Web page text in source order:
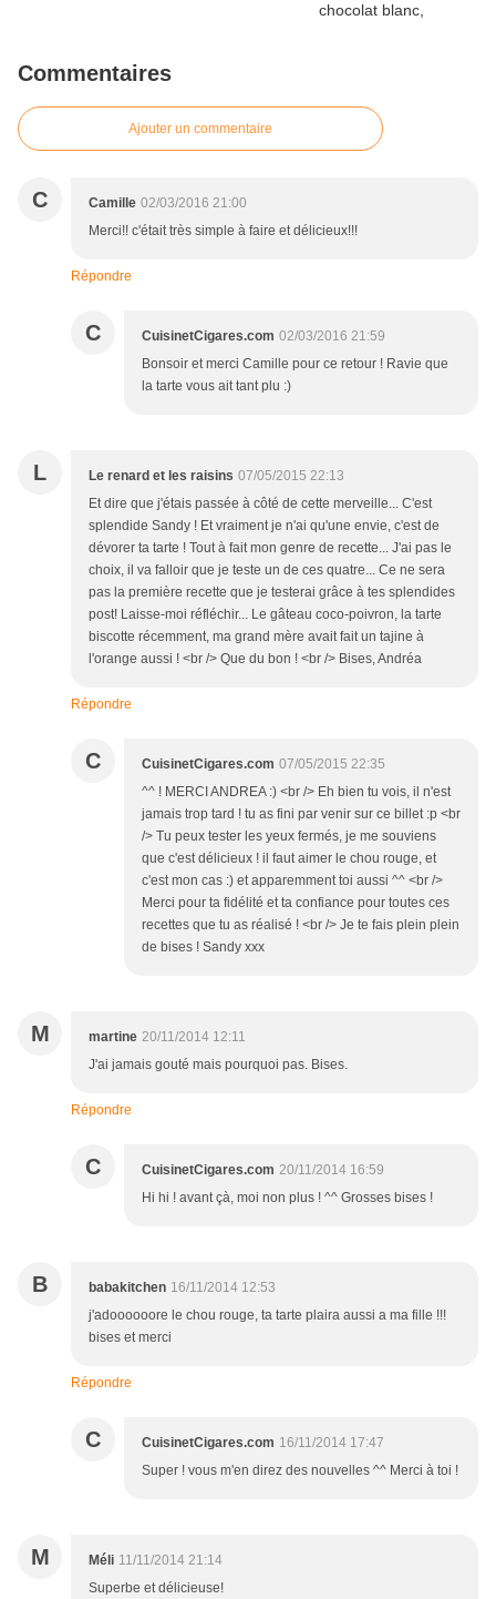
Commentaires
Ajouter un commentaire
C Camille 02/03/2016 21:00
Merci!! c'était très simple à faire et délicieux!!!
Répondre
C CuisinetCigares.com 02/03/2016 21:59
Bonsoir et merci Camille pour ce retour ! Ravie que
la tarte vous ait tant plu :)
L Le renard et les raisins 07/05/2015 22:13
Et dire que j'étais passée à côté de cette merveille... C'est
splendide Sandy ! Et vraiment je n'ai qu'une envie, c'est de
dévorer ta tarte ! Tout à fait mon genre de recette... J'ai pas le
choix, il va falloir que je teste un de ces quatre... Ce ne sera
pas la première recette que je testerai grâce à tes splendides
post! Laisse-moi réfléchir... Le gâteau coco-poivron, la tarte
biscotte récemment, ma grand mère avait fait un tajine à
l'orange aussi ! <br /> Que du bon ! <br /> Bises, Andréa
Répondre
C CuisinetCigares.com 07/05/2015 22:35
^^ ! MERCI ANDREA :) <br /> Eh bien tu vois, il n'est
jamais trop tard ! tu as fini par venir sur ce billet :p <br
/> Tu peux tester les yeux fermés, je me souviens
que c'est délicieux ! il faut aimer le chou rouge, et
c'est mon cas :) et apparemment toi aussi ^^ <br />
Merci pour ta fidélité et ta confiance pour toutes ces
recettes que tu as réalisé ! <br /> Je te fais plein plein
de bises ! Sandy xxx
M martine 20/11/2014 12:11
J'ai jamais gouté mais pourquoi pas. Bises.
Répondre
C CuisinetCigares.com 20/11/2014 16:59
Hi hi ! avant çà, moi non plus ! ^^ Grosses bises !
B babakitchen 16/11/2014 12:53
j'adoooooore le chou rouge, ta tarte plaira aussi a ma fille !!!
bises et merci
Répondre
C CuisinetCigares.com 16/11/2014 17:47
Super ! vous m'en direz des nouvelles ^^ Merci à toi !
M Méli 11/11/2014 21:14
Superbe et délicieuse!